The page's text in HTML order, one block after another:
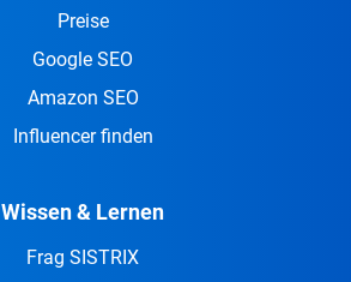
Preise
Google SEO
Amazon SEO
Influencer finden
Wissen & Lernen
Frag SISTRIX